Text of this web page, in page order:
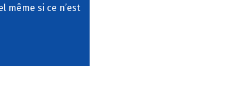
même si ce n’est